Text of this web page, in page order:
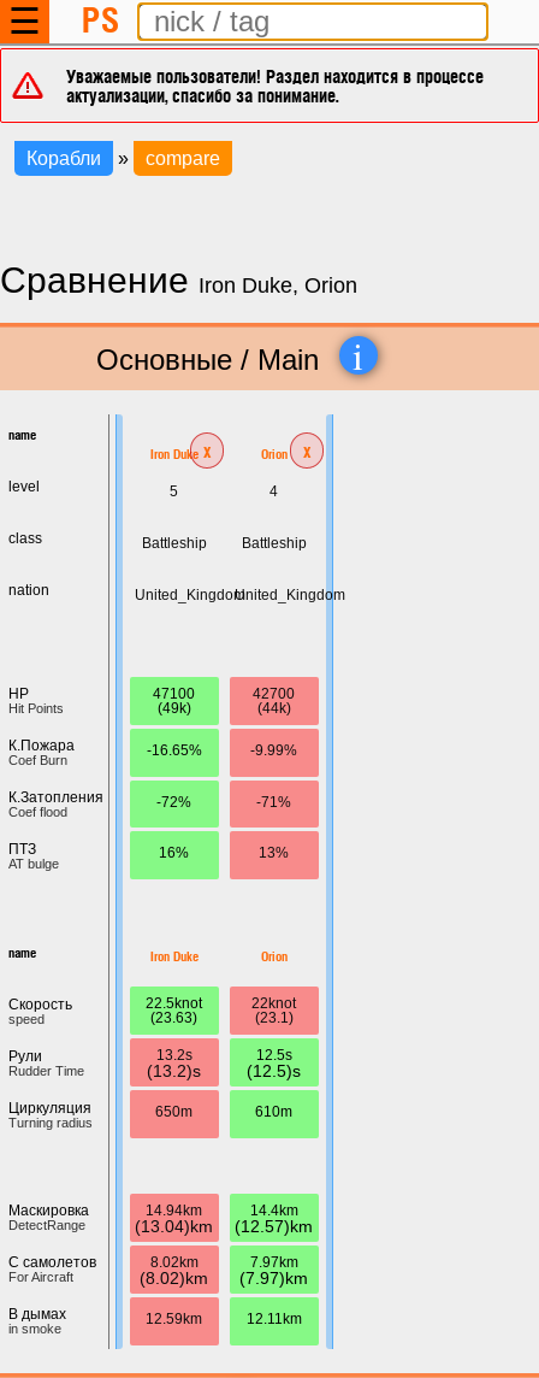
☰ PS
Уважаемые пользователи! Раздел находится в процессе
актуализации, спасибо за понимание.
Корабли » compare
Сравнение Iron Duke, Orion
Основные / Main i
name
level
class
nation
HP
Hit Points
К.Пожара
Coef Burn
К.Затопления
Coef flood
ПТЗ
AT bulge
name
Скорость
speed
Рули
Rudder Time
Циркуляция
Turning radius
Маскировка
DetectRange
С самолетов
For Aircraft
В дымах
in smoke
Iron Duke x
5
Battleship
United_Kingdom
47100
(49k)
-16.65%
-72%
16%
Iron Duke
22.5knot
(23.63)
13.2s
(13.2)s
650m
14.94km
(13.04)km
8.02km
(8.02)km
12.59km
Orion x
4
Battleship
United_Kingdom
42700
(44k)
-9.99%
-71%
13%
Orion
22knot
(23.1)
12.5s
(12.5)s
610m
14.4km
(12.57)km
7.97km
(7.97)km
12.11km